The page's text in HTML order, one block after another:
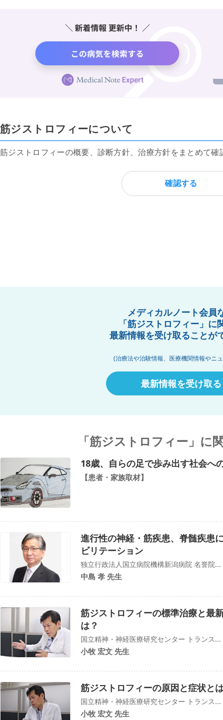
筋ジストロフィーについて
筋ジストロフィーの概要、診断方針、治療方針をまとめて
確認する
メディカルノート会員
「筋ジストロフィー」に
最新情報を受け取ることが
(治療法や治験情報、医療機関情報やニ
最新情報を受け取る
「筋ジストロフィー」に
18歳、自らの足で歩み出す社会へ
【患者・家族取材】
進行性の神経・筋疾患、脊髄疾患
ビリテーション
独立行政法人国立病院機構新潟病院 名誉院...
中島 孝 先生
筋ジストロフィーの標準治療と最
は？
国立精神・神経医療研究センター トランス...
小牧 宏文 先生
筋ジストロフィーの原因と症状と
国立精神・神経医療研究センター トランス...
小牧 宏文 先生